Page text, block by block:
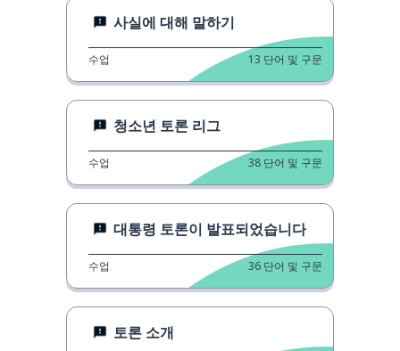
사실에 대해 말하기
수업 13 단어 및 구문
청소년 토론 리그
수업 38 단어 및 구문
대통령 토론이 발표되었습니다
수업 36 단어 및 구문
토론 소개